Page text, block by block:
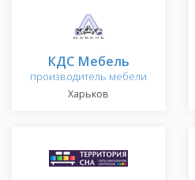
КДС Мебель
производитель мебели
Харьков